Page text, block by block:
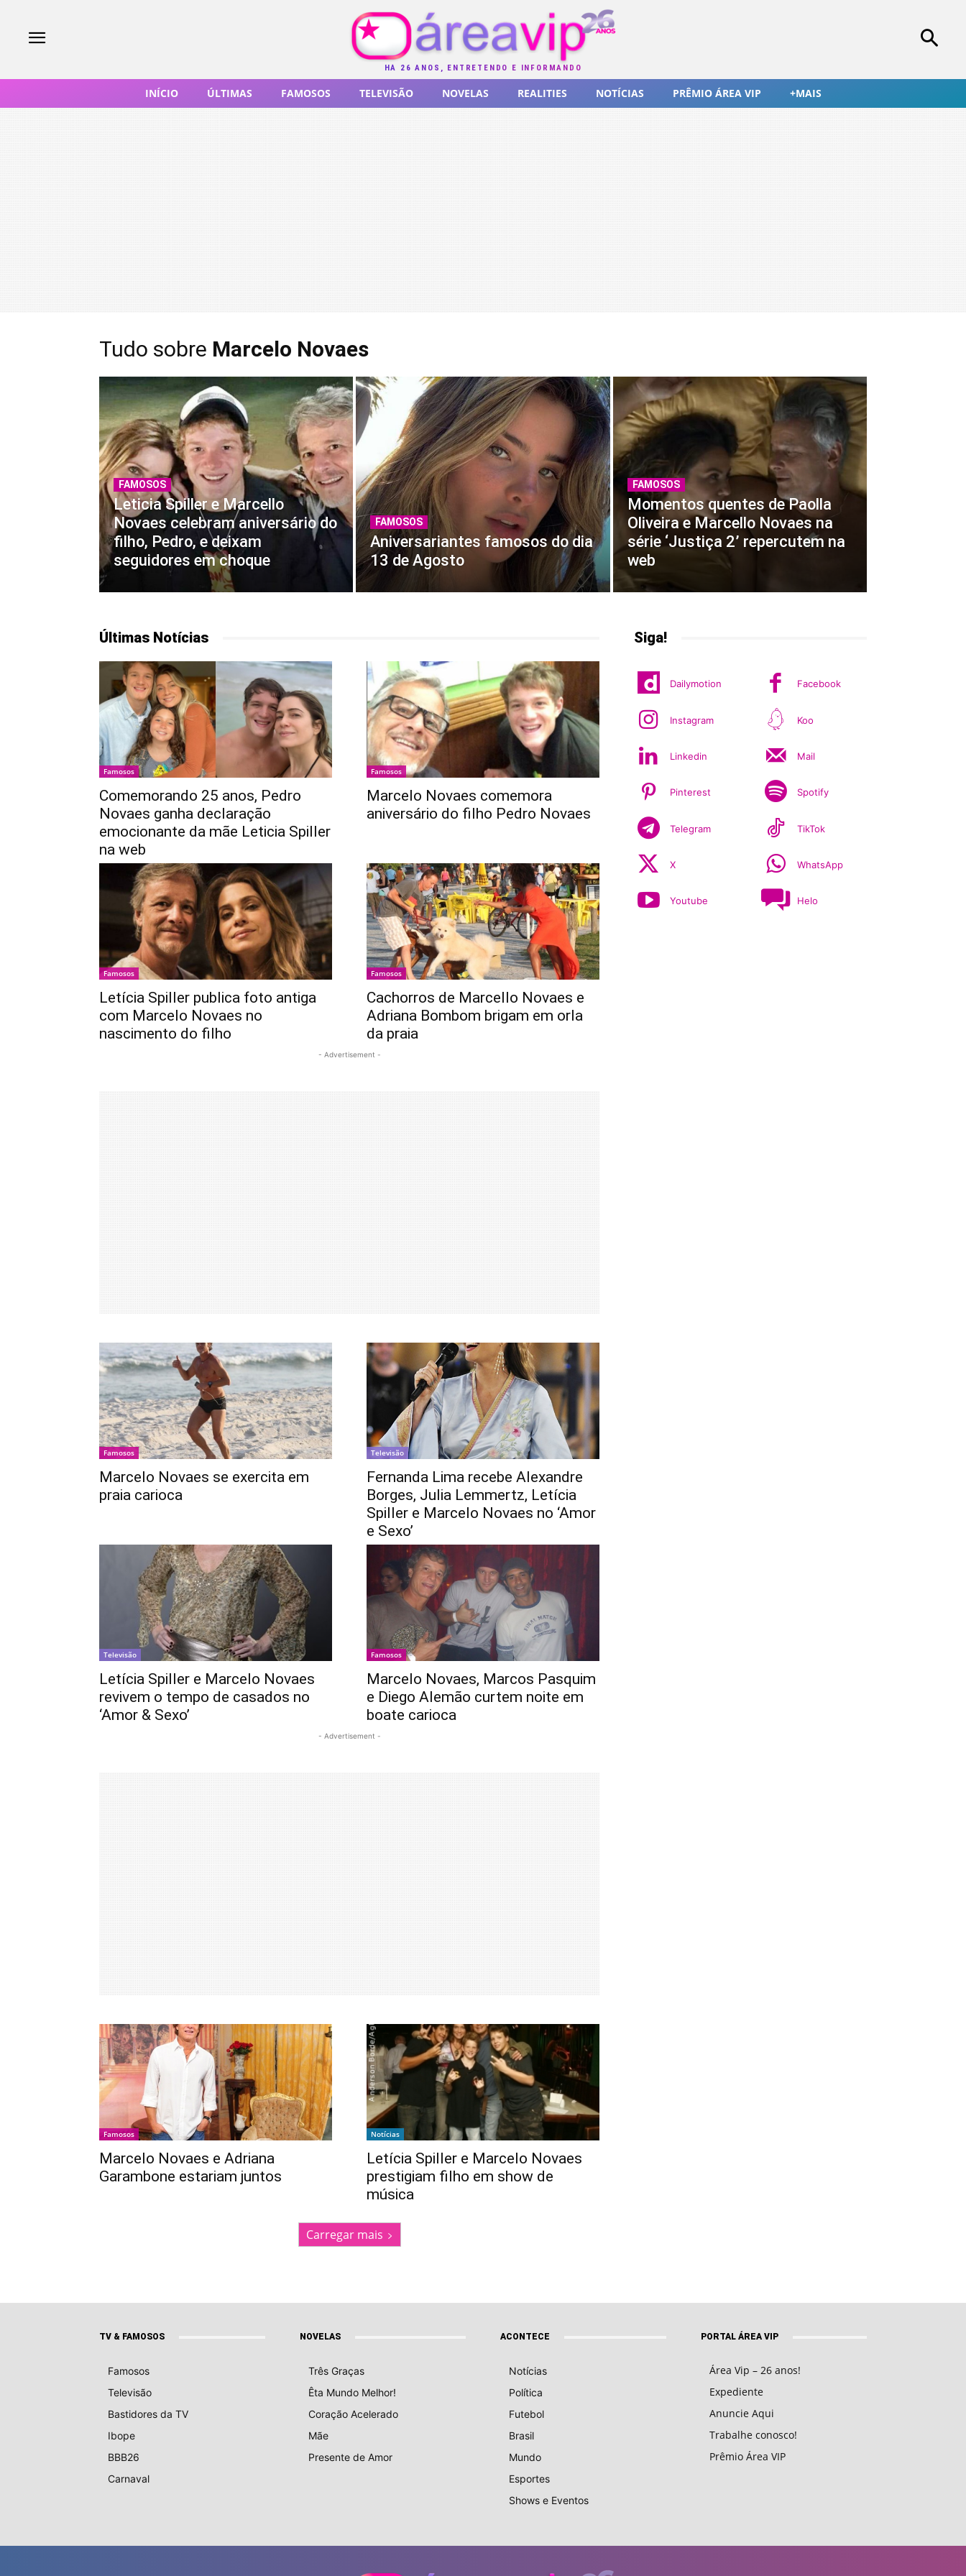
HÁ 26 ANOS, ENTRETENDO E INFORMANDO
INÍCIO ÚLTIMAS FAMOSOS TELEVISÃO NOVELAS REALITIES NOTÍCIAS PRÊMIO ÁREA VIP +MAIS
Tudo sobre Marcelo Novaes
FAMOSOS
Leticia Spiller e Marcello
Novaes celebram aniversário do
filho, Pedro, e deixam
seguidores em choque
FAMOSOS
Aniversariantes famosos do dia
13 de Agosto
FAMOSOS
Momentos quentes de Paolla
Oliveira e Marcello Novaes na
série ‘Justiça 2’ repercutem na
web
Últimas Notícias
Famosos
Comemorando 25 anos, Pedro
Novaes ganha declaração
emocionante da mãe Leticia Spiller
na web
Famosos
Marcelo Novaes comemora
aniversário do filho Pedro Novaes
Famosos
Letícia Spiller publica foto antiga
com Marcelo Novaes no
nascimento do filho
Famosos
Cachorros de Marcello Novaes e
Adriana Bombom brigam em orla
da praia
- Advertisement -
Famosos
Marcelo Novaes se exercita em
praia carioca
Televisão
Fernanda Lima recebe Alexandre
Borges, Julia Lemmertz, Letícia
Spiller e Marcelo Novaes no ‘Amor
e Sexo’
Televisão
Letícia Spiller e Marcelo Novaes
revivem o tempo de casados no
‘Amor & Sexo’
Famosos
Marcelo Novaes, Marcos Pasquim
e Diego Alemão curtem noite em
boate carioca
- Advertisement -
Famosos
Marcelo Novaes e Adriana
Garambone estariam juntos
Notícias
Letícia Spiller e Marcelo Novaes
prestigiam filho em show de
música
Carregar mais
Siga!
Dailymotion Facebook
Instagram Koo
Linkedin Mail
Pinterest Spotify
Telegram TikTok
X WhatsApp
Youtube Helo
TV & FAMOSOS
Famosos
Televisão
Bastidores da TV
Ibope
BBB26
Carnaval
NOVELAS
Três Graças
Êta Mundo Melhor!
Coração Acelerado
Mãe
Presente de Amor
ACONTECE
Notícias
Política
Futebol
Brasil
Mundo
Esportes
Shows e Eventos
PORTAL ÁREA VIP
Área Vip – 26 anos!
Expediente
Anuncie Aqui
Trabalhe conosco!
Prêmio Área VIP